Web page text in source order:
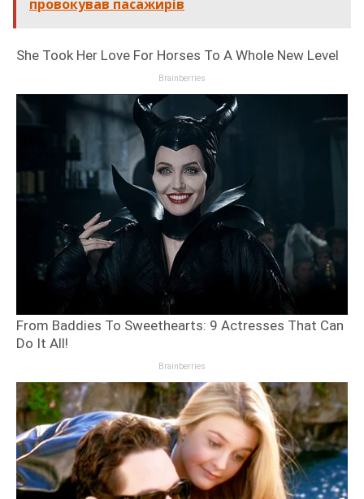
провокував пасажирів